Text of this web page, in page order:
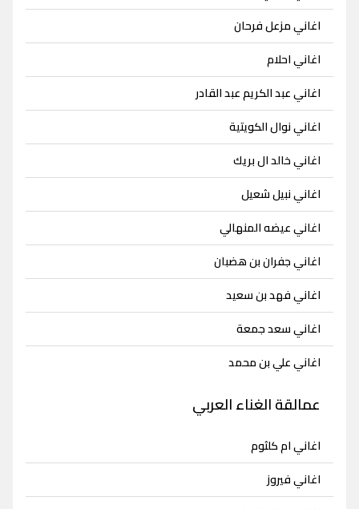
اغاني مزعل فرحان
اغاني احلام
اغاني عبد الكريم عبد القادر
اغاني نوال الكويتية
اغاني خالد ال بريك
اغاني نبيل شعيل
اغاني عيضه المنهالي
اغاني جفران بن هضبان
اغاني فهد بن سعيد
اغاني سعد جمعة
اغاني علي بن محمد
عمالقة الغناء العربي
اغاني ام كلثوم
اغاني فيروز